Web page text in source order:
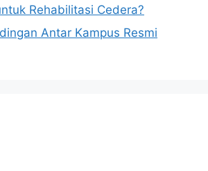
Rehabilitasi Cedera?
Antar Kampus Resmi